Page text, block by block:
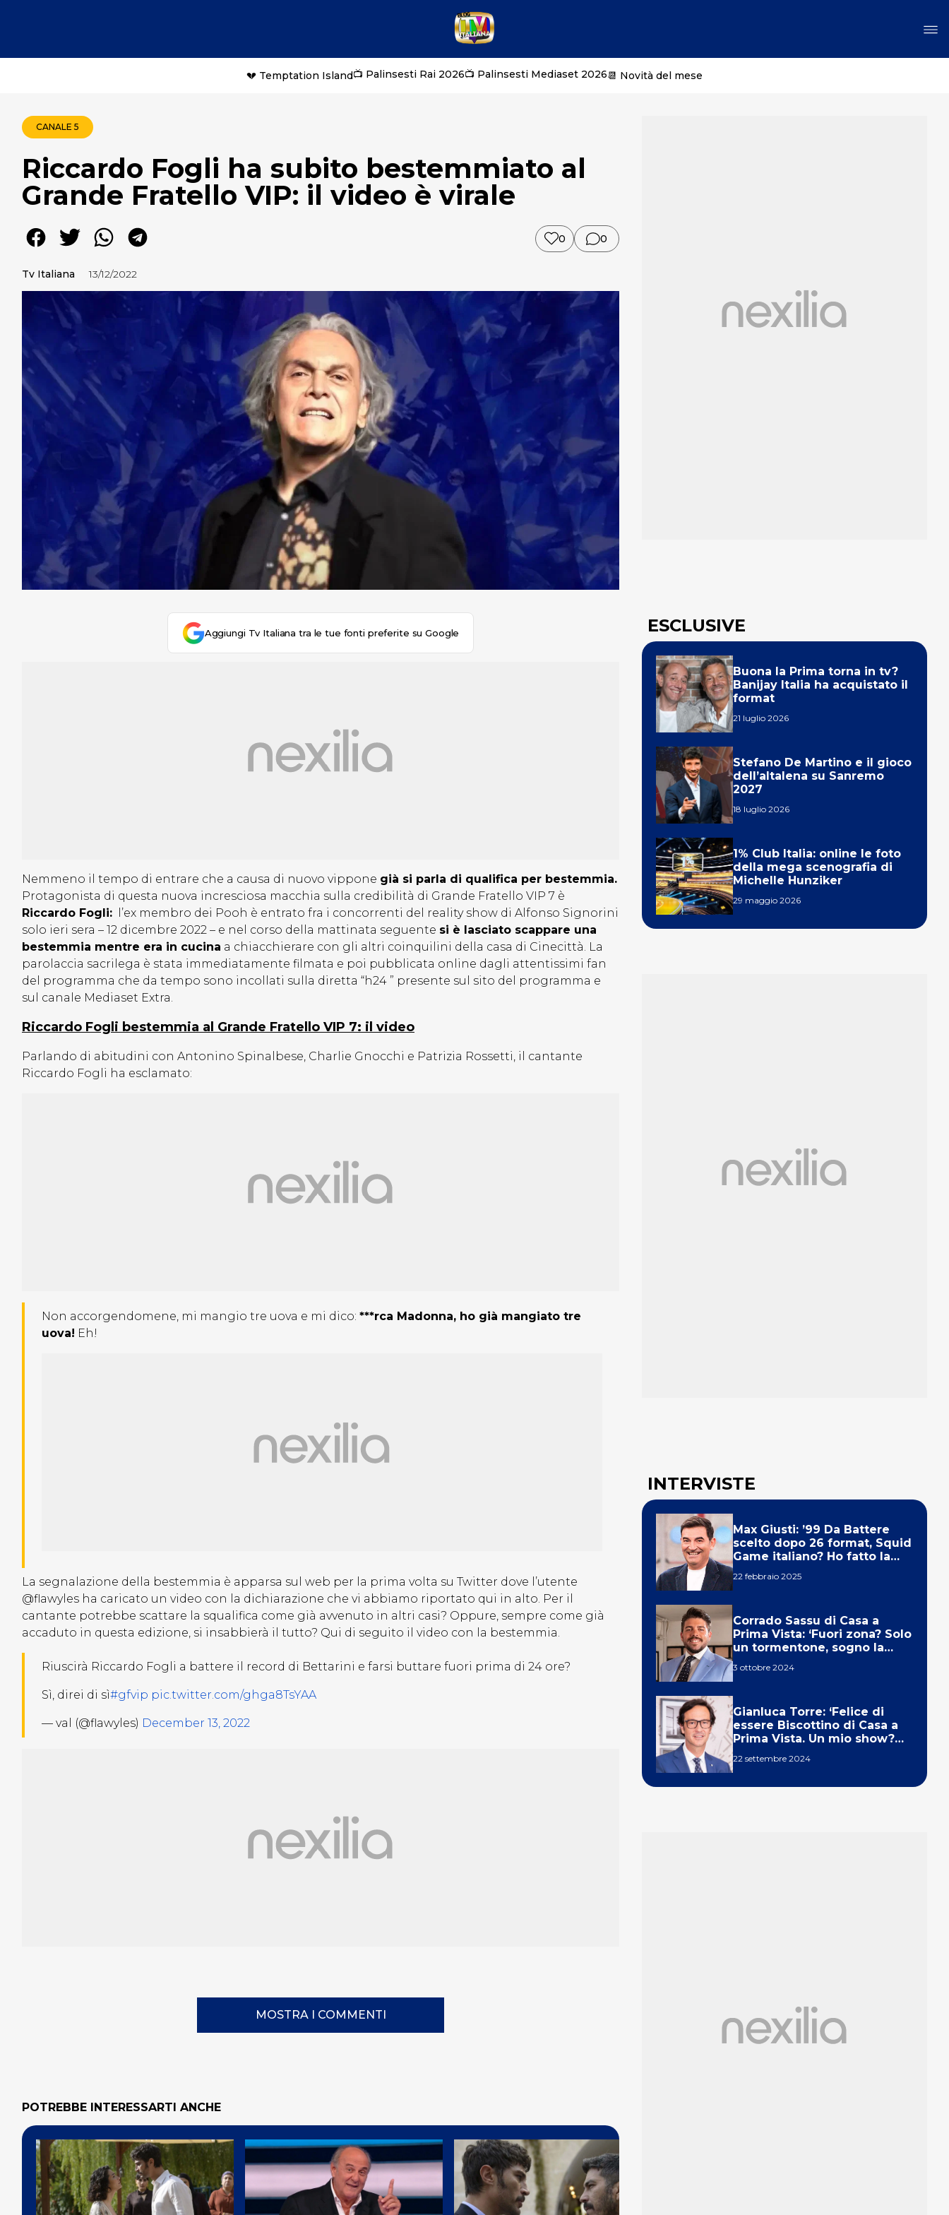
💔 Temptation Island📺 Palinsesti Rai 2026📺 Palinsesti Mediaset 2026📆 Novità del mese
CANALE 5
Riccardo Fogli ha subito bestemmiato al
Grande Fratello VIP: il video è virale
0 0
Tv Italiana 13/12/2022
Aggiungi Tv Italiana tra le tue fonti preferite su Google
Nemmeno il tempo di entrare che a causa di nuovo vippone già si parla di qualifica per bestemmia.
Protagonista di questa nuova incresciosa macchia sulla credibilità di Grande Fratello VIP 7 è
Riccardo Fogli: l’ex membro dei Pooh è entrato fra i concorrenti del reality show di Alfonso Signorini
solo ieri sera – 12 dicembre 2022 – e nel corso della mattinata seguente si è lasciato scappare una
bestemmia mentre era in cucina a chiacchierare con gli altri coinquilini della casa di Cinecittà. La
parolaccia sacrilega è stata immediatamente filmata e poi pubblicata online dagli attentissimi fan
del programma che da tempo sono incollati sulla diretta “h24 ” presente sul sito del programma e
sul canale Mediaset Extra.
Riccardo Fogli bestemmia al Grande Fratello VIP 7: il video
Parlando di abitudini con Antonino Spinalbese, Charlie Gnocchi e Patrizia Rossetti, il cantante
Riccardo Fogli ha esclamato:
Non accorgendomene, mi mangio tre uova e mi dico: ***rca Madonna, ho già mangiato tre
uova! Eh!
La segnalazione della bestemmia è apparsa sul web per la prima volta su Twitter dove l’utente
@flawyles ha caricato un video con la dichiarazione che vi abbiamo riportato qui in alto. Per il
cantante potrebbe scattare la squalifica come già avvenuto in altri casi? Oppure, sempre come già
accaduto in questa edizione, si insabbierà il tutto? Qui di seguito il video con la bestemmia.
Riuscirà Riccardo Fogli a battere il record di Bettarini e farsi buttare fuori prima di 24 ore?
Sì, direi di sì#gfvip pic.twitter.com/ghga8TsYAA
— val (@flawyles) December 13, 2022
MOSTRA I COMMENTI
POTREBBE INTERESSARTI ANCHE
ESCLUSIVE
Buona la Prima torna in tv?
Banijay Italia ha acquistato il
format
21 luglio 2026
Stefano De Martino e il gioco
dell’altalena su Sanremo
2027
18 luglio 2026
1% Club Italia: online le foto
della mega scenografia di
Michelle Hunziker
29 maggio 2026
INTERVISTE
Max Giusti: ’99 Da Battere
scelto dopo 26 format, Squid
Game italiano? Ho fatto la
22 febbraio 2025
Corrado Sassu di Casa a
Prima Vista: ‘Fuori zona? Solo
un tormentone, sogno la
3 ottobre 2024
Gianluca Torre: ‘Felice di
essere Biscottino di Casa a
Prima Vista. Un mio show?
22 settembre 2024